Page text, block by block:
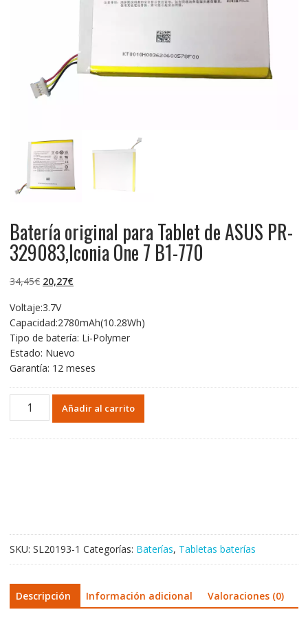
Batería original para Tablet de ASUS PR-
329083,Iconia One 7 B1-770
34,45€ El
original
era:
34,45€.
20,27€El
es:
20,27€.
Voltaje:3.7V
Capacidad:2780mAh(10.28Wh)
Tipo de batería: Li-Polymer
Estado: Nuevo
Garantía: 12 meses
Batería
original
7
B1-
770
cantidad
Añadir al carrito
SKU: SL20193-1 Categorías: Baterías, Tabletas baterías
Descripción Información adicional Valoraciones (0)